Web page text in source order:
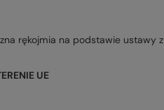
rękojmia na podstawie ustawy z
UE